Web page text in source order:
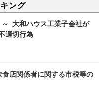
ング
大和ハウス工業子会社が
適切行為
店関係者に関する市税等の